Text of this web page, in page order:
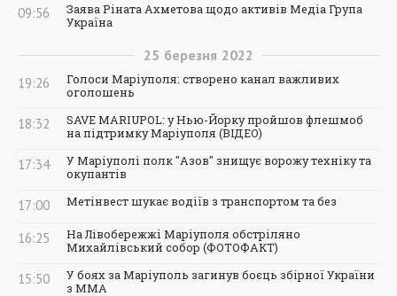
09:56
Заява Ріната Ахметова щодо активів Медіа Група
Україна
25 березня 2022
19:26
Голоси Маріуполя: створено канал важливих
оголошень
18:32
SAVE MARIUPOL: у Нью-Йорку пройшов флешмоб
на підтримку Маріуполя (ВІДЕО)
17:34
У Маріуполі полк "Азов" знищує ворожу техніку та
окупантів
17:00 Метінвест шукає водіїв з транспортом та без
16:25
На Лівобережжі Маріуполя обстріляно
Михайлівський собор (ФОТОФАКТ)
15:50
У боях за Маріуполь загинув боєць збірної України
з ММА